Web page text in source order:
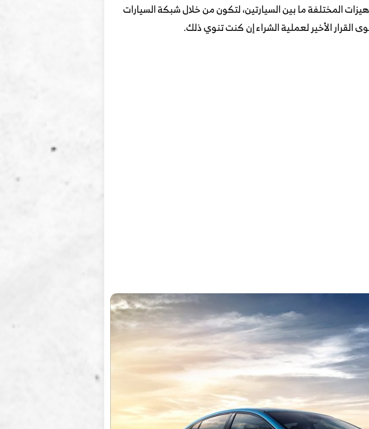
المختلفة ما بين السيارتين، لتكون من خلال شبكة السيارات
الأخير لعملية الشراء إن كنت تنوي ذلك.